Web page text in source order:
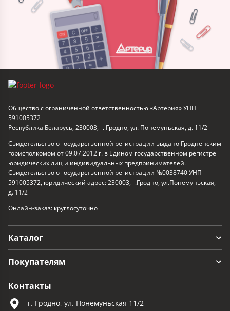
Общество с ограниченной ответственностью «Артерия» УНП
591005372
Республика Беларусь, 230003, г. Гродно, ул. Понемуньская, д. 11/2
Свидетельство о государственной регистрации выдано Гродненским
горисполкомом от 09.07.2012 г. в Едином государственном регистре
юридических лиц и индивидуальных предпринимателей.
Свидетельство о государственной регистрации №0038740 УНП
591005372, юридический адрес: 230003, г.Гродно, ул.Понемуньская,
д. 11/2
Онлайн-заказ: круглосуточно
Каталог
Покупателям
Контакты
г. Гродно, ул. Понемуньская 11/2